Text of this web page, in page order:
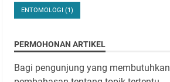
ENTOMOLOGI (1)
PERMOHONAN ARTIKEL
Bagi pengunjung yang membutuhkan